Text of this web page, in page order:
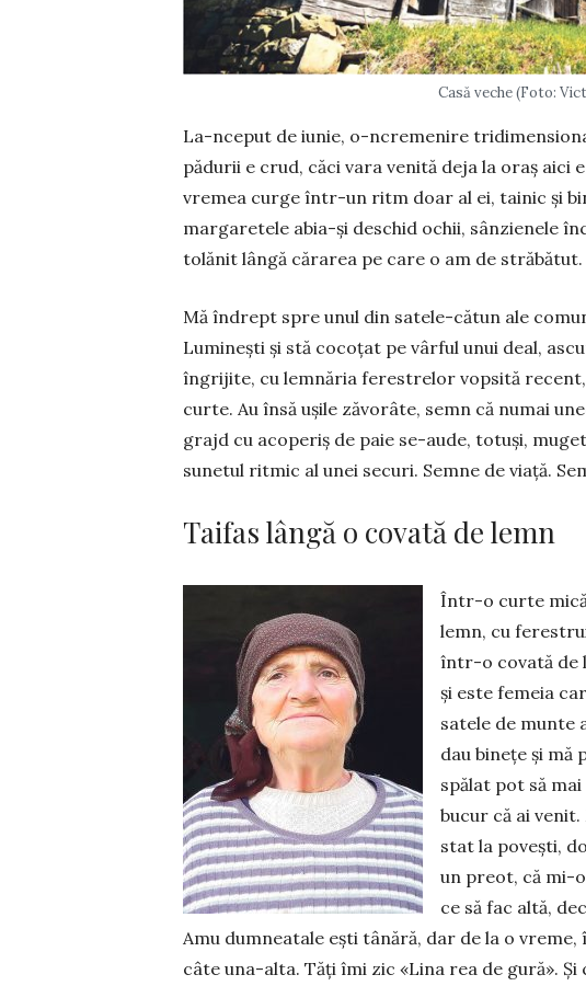
Casă veche (Foto:
La-nceput de iunie, o-ncremenire
pădurii e crud, căci vara venită deja la oraș aici
vremea curge într-un ritm doar al ei, tainic și
margaretele abia-și deschid ochii, sânzienele
tolănit lângă cărarea pe care o am de străbătut.
Mă îndrept spre unul din satele-cătun ale
Luminești și stă cocoțat pe vârful unui deal,
în­grijite, cu lemnăria ferestrelor vopsită
curte. Au însă ușile zăvorâte, semn că numai
grajd cu aco­periș de paie se-aude, totuși,
sunetul ritmic al unei securi. Semne de viață.
Taifas lângă o covată de lemn
Într-o curte
lemn, cu
într-o covată de
și este femeia
satele de munte
dau binețe și mă
spălat pot să mai
bucur că ai
stat la po­vești,
un preot, că mi-
ce să fac altă,
Amu dumneatale ești tânără, dar de la o vreme,
câte una-alta. Tăți îmi zic «Lina rea de gură».